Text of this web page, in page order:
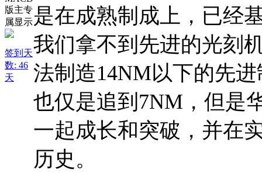
签到天
数: 46
天
是在成熟制成上，已经
我们拿不到先进的光刻
法制造14NM以下的先
也仅是追到7NM，但是
一起成长和突破，并在
历史。